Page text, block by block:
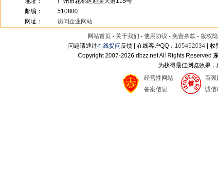
邮编：
510800
网址：
访问企业网站
网站首页 - 关于我们 - 使用协议 - 免责条款 - 版权
问题请通过在线提问反馈 | 在线客户QQ： 105452034 |
Copyright 2007-2026 dbzz.net All Rights Reserved
为获得最佳浏览效果
经营性网站
备案信息
百强
诚信